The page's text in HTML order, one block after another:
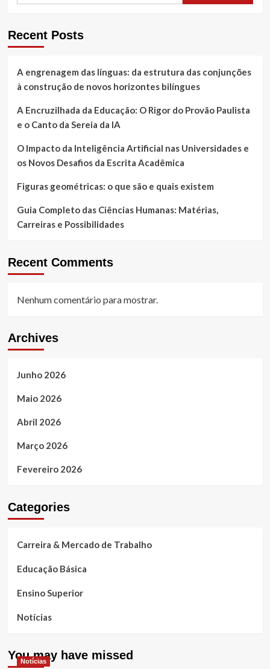
Recent Posts
A engrenagem das línguas: da estrutura das conjunções
à construção de novos horizontes bilíngues
A Encruzilhada da Educação: O Rigor do Provão Paulista
e o Canto da Sereia da IA
O Impacto da Inteligência Artificial nas Universidades e
os Novos Desafios da Escrita Acadêmica
Figuras geométricas: o que são e quais existem
Guia Completo das Ciências Humanas: Matérias,
Carreiras e Possibilidades
Recent Comments
Nenhum comentário para mostrar.
Archives
Junho 2026
Maio 2026
Abril 2026
Março 2026
Fevereiro 2026
Categories
Carreira & Mercado de Trabalho
Educação Básica
Ensino Superior
Notícias
You may have missed
Notícias